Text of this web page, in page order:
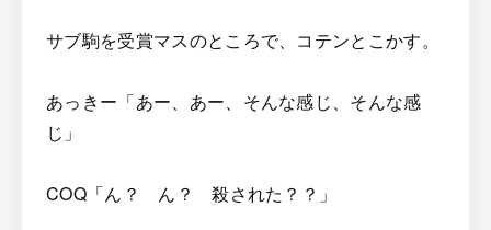
サブ駒を受賞マスのところで、コテンとこかす。
あっきー「あー、あー、そんな感じ、そんな感
じ」
COQ「ん？ ん？ 殺された？？」